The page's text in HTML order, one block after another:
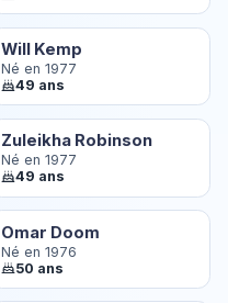
Will Kemp
Né en 1977
49 ans
Zuleikha Robinson
Né en 1977
49 ans
Omar Doom
Né en 1976
50 ans